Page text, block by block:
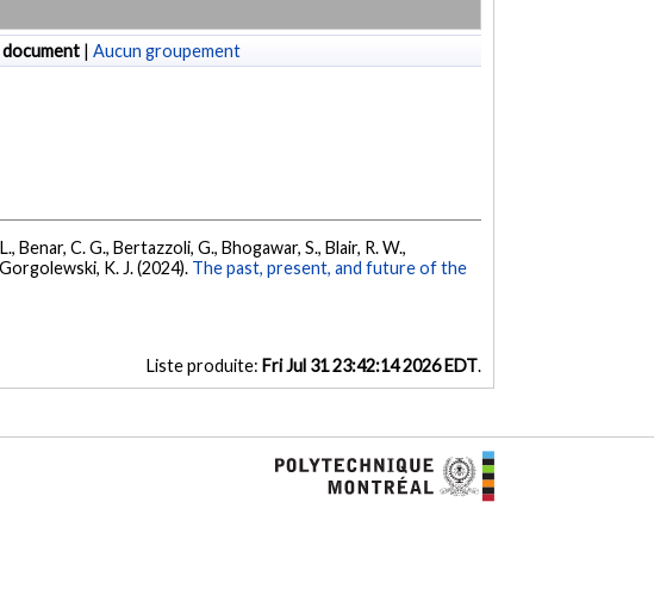
| Aucun groupement
Benar, C. G., Bertazzoli, G., Bhogawar, S., Blair, R. W.,
K. J. (2024). The past, present, and future of the
Liste produite: Fri Jul 31 23:42:14 2026 EDT.